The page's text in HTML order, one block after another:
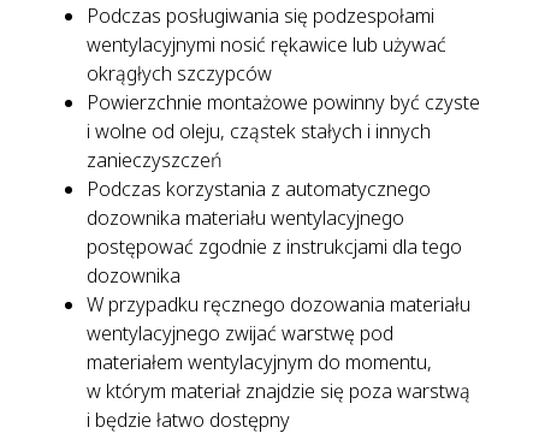
Podczas posługiwania się podzespołami
wentylacyjnymi nosić rękawice lub używać
okrągłych szczypców
Powierzchnie montażowe powinny być czyste
i wolne od oleju, cząstek stałych i innych
zanieczyszczeń
Podczas korzystania z automatycznego
dozownika materiału wentylacyjnego
postępować zgodnie z instrukcjami dla tego
dozownika
W przypadku ręcznego dozowania materiału
wentylacyjnego zwijać warstwę pod
materiałem wentylacyjnym do momentu,
w którym materiał znajdzie się poza warstwą
i będzie łatwo dostępny